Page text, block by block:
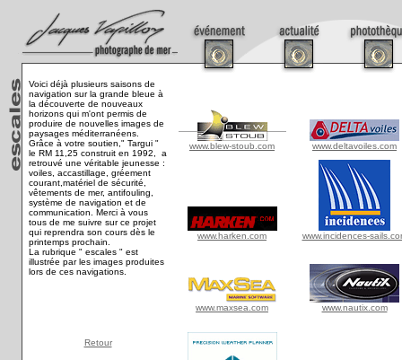
Voici déjà plusieurs saisons de
navigation sur la grande bleue à
la découverte de nouveaux
horizons qui m'ont permis de
produire de nouvelles images de
paysages méditerranéens.
Grâce à votre soutien," Targui "
le RM 11,25 construit en 1992, a
retrouvé une véritable jeunesse :
voiles, accastillage, gréement
courant,matériel de sécurité,
vêtements de mer, antifouling,
système de navigation et de
communication. Merci à vous
tous de me suivre sur ce projet
qui reprendra son cours dès le
printemps prochain.
La rubrique " escales " est
illustrée par les images produites
lors de ces navigations.
www.blew-stoub.com www.deltavoiles.com
www.harken.com www.incidences-
www.maxsea.com www.nautix.com
Retour